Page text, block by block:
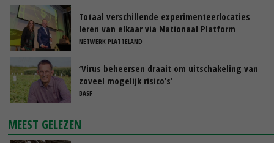
Totaal verschillende experimenteerlocaties
leren van elkaar via Nationaal Platform
NETWERK PLATTELAND
‘Virus beheersen draait om uitschakeling van
zoveel mogelijk risico’s’
BASF
MEEST GELEZEN